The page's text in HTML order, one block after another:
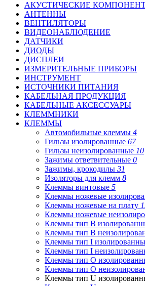
АКУСТИЧЕСКИЕ
АНТЕННЫ
ВЕНТИЛЯТОРЫ
ВИДЕОНАБЛЮДЕНИЕ
ДАТЧИКИ
ДИОДЫ
ДИСПЛЕИ
ИЗМЕРИТЕЛЬНЫЕ ПРИБОРЫ
ИНСТРУМЕНТ
ИСТОЧНИКИ ПИТАНИЯ
КАБЕЛЬНАЯ ПРОДУКЦИЯ
КАБЕЛЬНЫЕ АКСЕССУАРЫ
КЛЕММНИКИ
КЛЕММЫ
Автомобильные клеммы 4
Гильзы изолированные 67
Гильзы неизолированные 10
Зажимы ответвительные 0
Зажимы, крокодилы 31
Изоляторы для клемм 8
Клеммы винтовые 5
Клеммы ножевые
Клеммы ножевые на плату
Клеммы ножевые
Клеммы тип B
Клеммы тип B
Клеммы тип I
Клеммы тип I
Клеммы тип O
Клеммы тип O
Клеммы тип U